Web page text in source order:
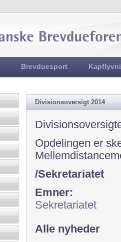
Brevduesport
Divisionsoversigt 2014
Opdelingen er
/Sekretariatet
Emner:
Sekretariatet
Alle nyheder